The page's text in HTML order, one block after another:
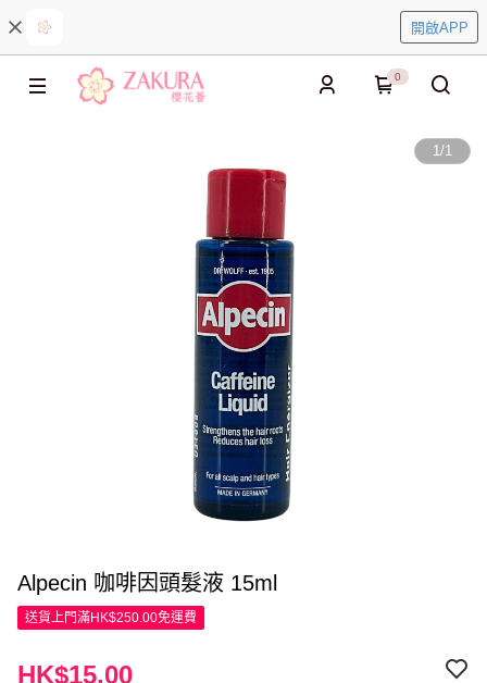
開啟APP
0
1/1
Alpecin 咖啡因頭髮液 15ml
送貨上門滿HK$250.00免運費
HK$15.00